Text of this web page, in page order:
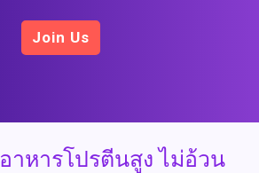
Join Us
อาหารโปรตีนสูง ไม่อ้วน